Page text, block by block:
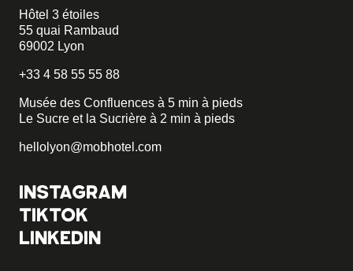
Hôtel 3 étoiles
55 quai Rambaud
69002 Lyon
+33 4 58 55 55 88
Musée des Confluences à 5 min à pieds
Le Sucre et la Sucrière à 2 min à pieds
hellolyon@mobhotel.com
INSTAGRAM
TIKTOK
LINKEDIN